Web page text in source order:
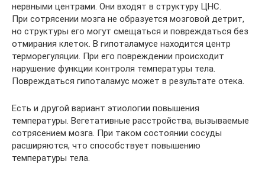
нервными центрами. Они входят в структуру ЦНС.
При сотрясении мозга не образуется мозговой детрит,
но структуры его могут смещаться и повреждаться без
отмирания клеток. В гипоталамусе находится центр
терморегуляции. При его повреждении происходит
нарушение функции контроля температуры тела.
Повреждаться гипоталамус может в результате отека.
Есть и другой вариант этиологии повышения
температуры. Вегетативные расстройства, вызываемые
сотрясением мозга. При таком состоянии сосуды
расширяются, что способствует повышению
температуры тела.